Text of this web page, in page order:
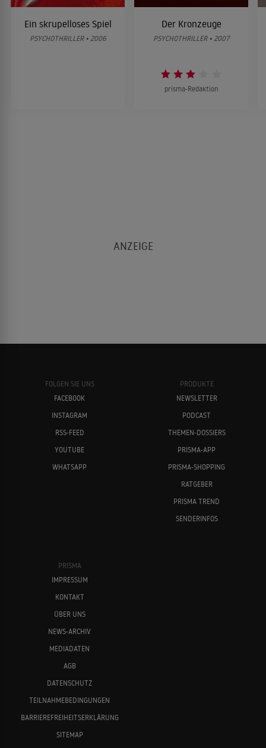
Ein skrupelloses Spiel
PSYCHOTHRILLER • 2006
Der Kronzeuge
PSYCHOTHRILLER • 2007
prisma-Redaktion
FOLGEN SIE UNS
FACEBOOK
INSTAGRAM
RSS-FEED
YOUTUBE
WHATSAPP
PRODUKTE
NEWSLETTER
PODCAST
THEMEN-DOSSIERS
PRISMA-APP
PRISMA-SHOPPING
RATGEBER
PRISMA TREND
SENDERINFOS
PRISMA
IMPRESSUM
KONTAKT
ÜBER UNS
NEWS-ARCHIV
MEDIADATEN
AGB
DATENSCHUTZ
TEILNAHMEBEDINGUNGEN
BARRIEREFREIHEITSERKLÄRUNG
SITEMAP